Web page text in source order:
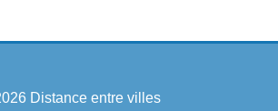
Distance entre villes